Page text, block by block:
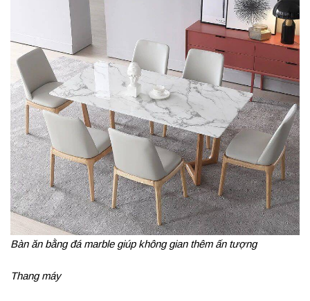
Bàn ăn bằng đá marble giúp không gian thêm ấn tượng
Thang máy